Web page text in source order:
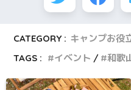
CATEGORY : キャンプお役
TAGS :
イベント 和歌